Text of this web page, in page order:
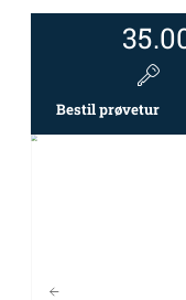
Bestil prøvetur